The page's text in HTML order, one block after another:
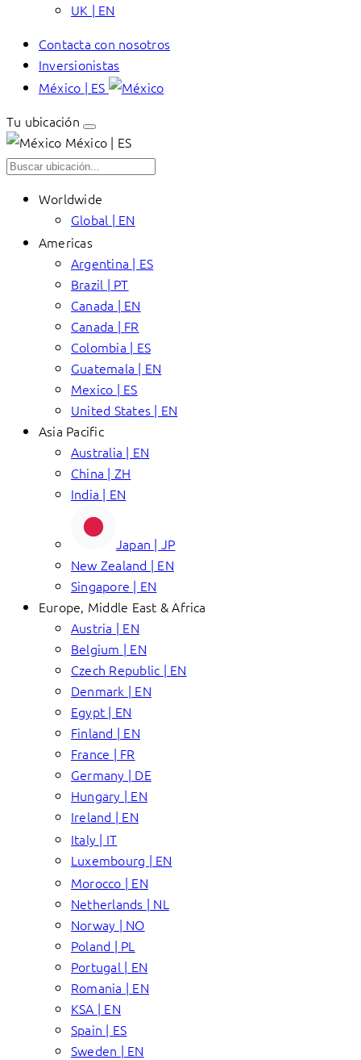
UK | EN
Contacta con nosotros
Inversionistas
México | ES
Tu ubicación
México | ES
Worldwide
Global | EN
Americas
Argentina | ES
Brazil | PT
Canada | EN
Canada | FR
Colombia | ES
Guatemala | EN
Mexico | ES
United States | EN
Asia Pacific
Australia | EN
China | ZH
India | EN
Japan | JP
New Zealand | EN
Singapore | EN
Europe, Middle East & Africa
Austria | EN
Belgium | EN
Czech Republic | EN
Denmark | EN
Egypt | EN
Finland | EN
France | FR
Germany | DE
Hungary | EN
Ireland | EN
Italy | IT
Luxembourg | EN
Morocco | EN
Netherlands | NL
Norway | NO
Poland | PL
Portugal | EN
Romania | EN
KSA | EN
Spain | ES
Sweden | EN